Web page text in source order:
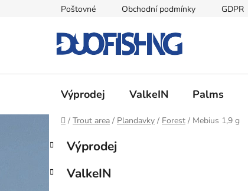
Poštovné Obchodní podmínky GDPR
Výprodej ValkeIN Palms
Domů
/ Trout area / Plandavky / Forest / Mebius 1,9 g
P
s
Přeskočit
kategorie
K
a
e
Výprodej
ValkeIN